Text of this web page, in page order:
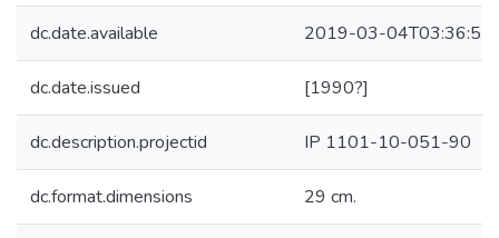
dc.date.available 2019-03-
dc.date.issued [1990?]
dc.description.projectid IP 1101-10-051-90
dc.format.dimensions 29 cm.